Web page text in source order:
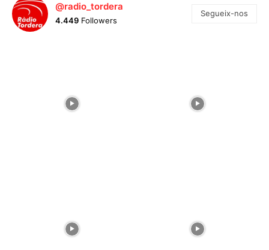
@radio_tordera
4.449 Followers
Segueix-nos